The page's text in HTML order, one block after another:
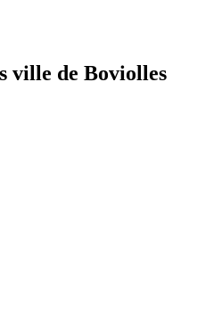
ville de Boviolles